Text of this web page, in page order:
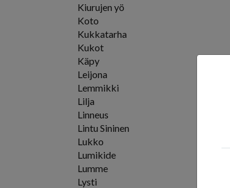
Kiurujen yö
Koto
Kukkatarha
Kukot
Käpy
Leijona
Lemmikki
Lilja
Linneus
Lintu Sininen
Lukko
Lumikide
Lumme
Lysti